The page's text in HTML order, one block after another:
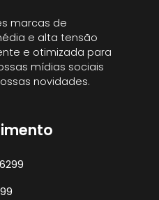
marcas de
e alta tensão
e otimizada para
mídias sociais
novidades.